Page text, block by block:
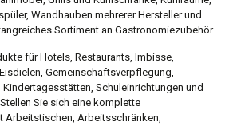
Wandhauben mehrerer Hersteller und
Sortiment an Gastronomiezubehör.
für Hotels, Restaurants, Imbisse,
Gemeinschaftsverpflegung,
Kindertagesstätten, Schuleinrichtungen und
Sie sich eine komplette
Arbeitstischen, Arbeitsschränken,